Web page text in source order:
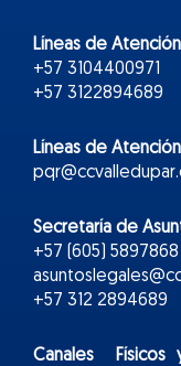
Líneas de
+57 3104400971
+57 3122894689
Líneas de
Secretaría de
+57 (605) 5897868
+57 312 2894689
Canales Físicos